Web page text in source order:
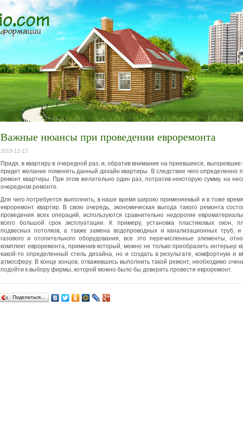
Важные нюансы при проведении евроремонта
2019-12-13
Придя, в квартиру в очередной раз, и, обратив внимание на приевшиеся, выгоревшие
придет желание поменять данный дизайн квартиры. В следствии чего определенно
ремонт квартиры. При этом желательно один раз, потратив некоторую сумму, на
очередном ремонте.
Для чего потребуется выполнить, в наше время широко применяемый и в тоже
евроремонт квартир. В свою очередь, экономическая выгода такого ремонта
проведения всех операций, используются сравнительно недорогие
всего большой срок эксплуатации. К примеру, установка пластиковых окон,
подвесных потолков, а также замена водопроводных и канализационных труб,
газового и отопительного оборудования, все это перечисленные элементы,
комплект евроремонта, применив который, можно не только преобразить интерьер
какой-то определенный стиль дизайна, но и создать в результате, комфортную и
атмосферу. В конце концов, отважившись выполнить такой ремонт, необходимо
подойти к выбору фирмы, которой можно было бы доверить провести евроремонт.
Поделиться…